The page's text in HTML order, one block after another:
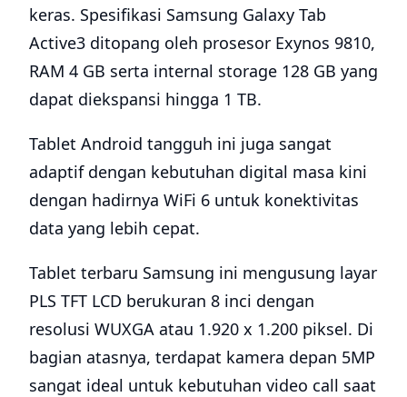
keras. Spesifikasi Samsung Galaxy Tab
Active3 ditopang oleh prosesor Exynos 9810,
RAM 4 GB serta internal storage 128 GB yang
dapat diekspansi hingga 1 TB.
Tablet Android tangguh ini juga sangat
adaptif dengan kebutuhan digital masa kini
dengan hadirnya WiFi 6 untuk konektivitas
data yang lebih cepat.
Tablet terbaru Samsung ini mengusung layar
PLS TFT LCD berukuran 8 inci dengan
resolusi WUXGA atau 1.920 x 1.200 piksel. Di
bagian atasnya, terdapat kamera depan 5MP
sangat ideal untuk kebutuhan video call saat